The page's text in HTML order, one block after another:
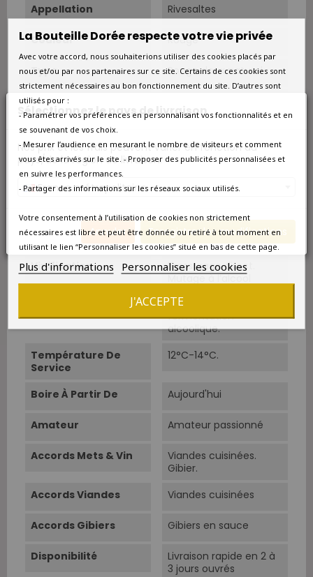
Sélectionnez le pays de livraison
Nos prix et les frais peuvent varier en fonction du
pays/de la région de livraison.
France métropolitaine
Annuler Enregistrer les modifications
Appellation Rivesaltes
Couleur Rouge
Type Rouge doux naturel
Autres
17,5 % al/vol.
Sols
Argilo-calcaire avec
des galets roulés issus
des contreforts des
Cépages Grenache Noir 100%.
Vinification
Pressurage direct.
Mutage à l’alcool
liquide, en cours de
fermentation
alcoolique.
Température De
Service
12°C-14°C.
Boire À Partir De Aujourd'hui
Amateur Amateur passionné
Accords Mets & Vin
Viandes cuisinées.
Gibier.
Accords Viandes
Viandes cuisinées
Accords Gibiers Gibiers en sauce
Disponibilité
Livraison rapide en 2 à
3 jours ouvrés
La Bouteille Dorée respecte votre vie privée
Avec votre accord, nous souhaiterions utiliser des cookies placés par
nous et/ou par nos partenaires sur ce site. Certains de ces cookies sont
strictement nécessaires au bon fonctionnement du site. D’autres sont
utilisés pour :
- Paramétrer vos préférences en personnalisant vos fonctionnalités et en
se souvenant de vos choix.
- Mesurer l’audience en mesurant le nombre de visiteurs et comment
vous êtes arrivés sur le site. - Proposer des publicités personnalisées et
en suivre les performances.
- Partager des informations sur les réseaux sociaux utilisés.
Votre consentement à l’utilisation de cookies non strictement
nécessaires est libre et peut être donnée ou retiré à tout moment en
utilisant le lien “Personnaliser les cookies” situé en bas de cette page.
Plus d'informations Personnaliser les cookies
J'ACCEPTE